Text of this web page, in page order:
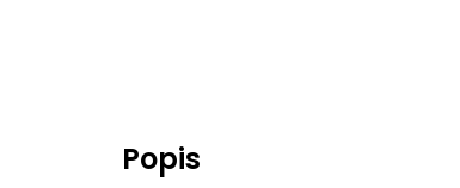
Popis